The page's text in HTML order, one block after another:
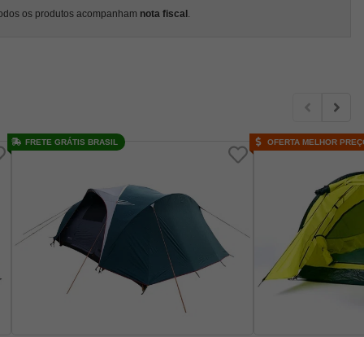
os produtos acompanham nota fiscal .
FRETE GRÁTIS BRASIL OFERTA MELHOR